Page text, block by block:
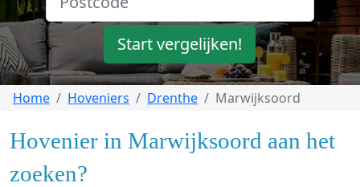
Start vergelijken!
Home Hoveniers Drenthe Marwijksoord
Hovenier in Marwijksoord aan het
zoeken?